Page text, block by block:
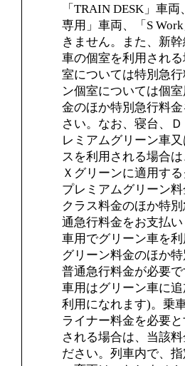
「TRAIN DESK」車
専用」車両、「S
きません。また、新
車の個室を利用され
室については特別急
ン個室については個
金のほか特別急行料
さい。なお、寝台、
レミアムグリーン車
スを利用される場合
Ｘグリーンに適用する
プレミアムグリーン
クラス料金のほか特
通急行料金をお支払
車用でグリーン車を利
グリーン料金のほか
普通急行料金が必要
車用はグリーン車に
利用になれます)。乗
ライナー料金を必要
される場合は、当該料
ださい。列車内で、